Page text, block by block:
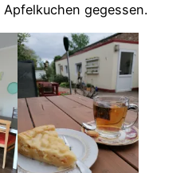
gegessen.